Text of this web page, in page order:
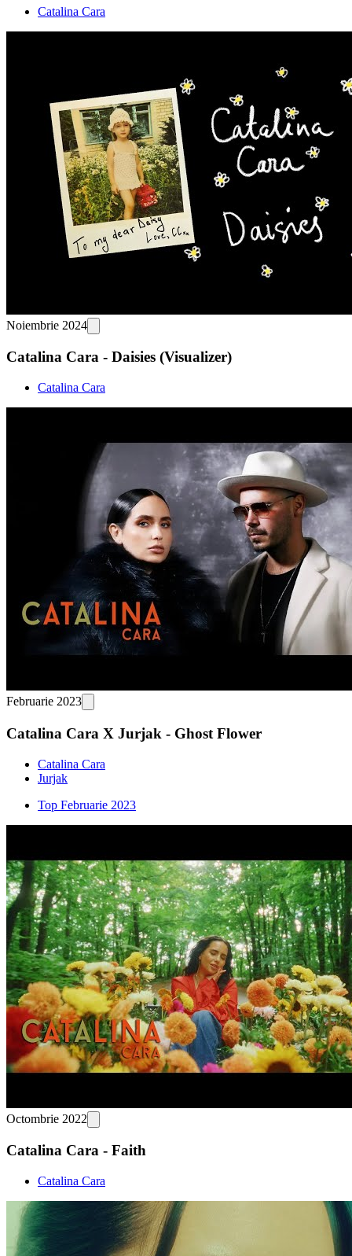
Catalina Cara
Noiembrie 2024
Catalina Cara - Daisies (Visualizer)
Catalina Cara
Februarie 2023
Catalina Cara X Jurjak - Ghost Flower
Catalina Cara
Jurjak
Top Februarie 2023
Octombrie 2022
Catalina Cara - Faith
Catalina Cara